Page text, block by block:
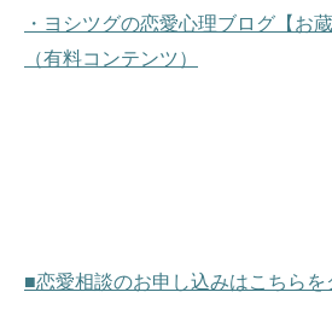
・ヨシツグの恋愛心理ブログ【お
（有料コンテンツ）
■恋愛相談のお申し込みはこちらを